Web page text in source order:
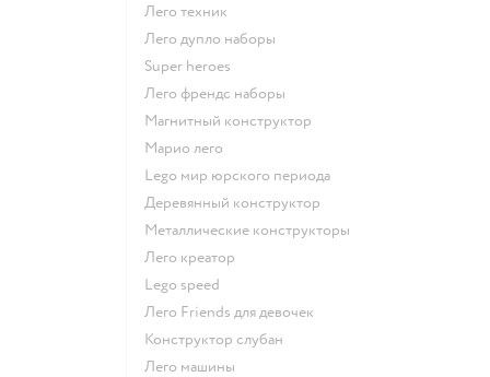
Лего техник
Лего дупло наборы
Super heroes
Лего френдс наборы
Магнитный конструктор
Марио лего
Lego мир юрского периода
Деревянный конструктор
Металлические конструкторы
Лего креатор
Lego speed
Лего Friends для девочек
Конструктор слубан
Лего машины